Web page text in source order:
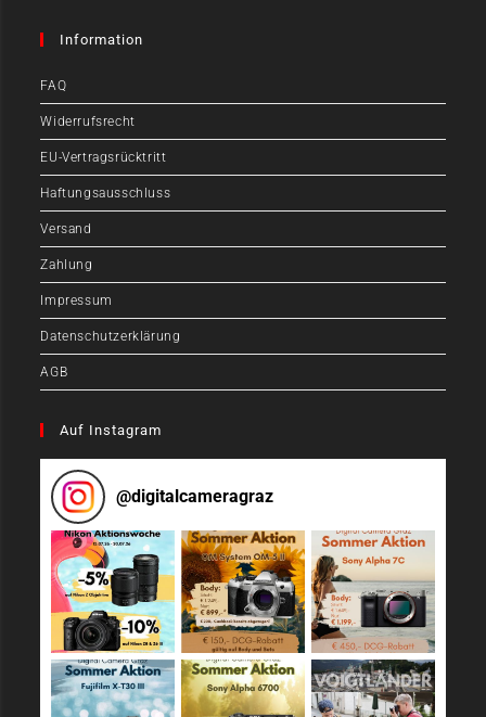
Information
FAQ
Widerrufsrecht
EU-Vertragsrücktritt
Haftungsausschluss
Versand
Zahlung
Impressum
Datenschutzerklärung
AGB
Auf Instagram
@digitalcameragraz